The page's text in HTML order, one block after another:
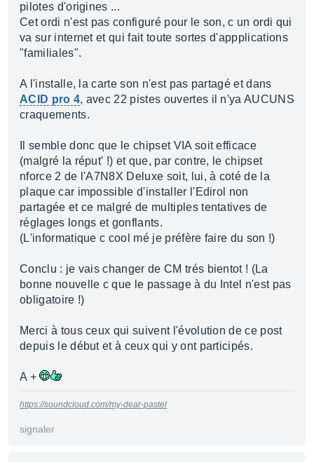
pilotes d'origines ...
Cet ordi n'est pas configuré pour le son, c un ordi qui
va sur internet et qui fait toute sortes d'appplications
"familiales".
A l'installe, la carte son n'est pas partagé et dans
ACID pro 4, avec 22 pistes ouvertes il n'ya AUCUNS
craquements.
Il semble donc que le chipset VIA soit efficace
(malgré la réput' !) et que, par contre, le chipset
nforce 2 de l'A7N8X Deluxe soit, lui, à coté de la
plaque car impossible d'installer l'Edirol non
partagée et ce malgré de multiples tentatives de
réglages longs et gonflants.
(L'informatique c cool mé je préfère faire du son !)
Conclu : je vais changer de CM trés bientot ! (La
bonne nouvelle c que le passage à du Intel n'est pas
obligatoire !)
Merci à tous ceux qui suivent l'évolution de ce post
depuis le début et à ceux qui y ont participés.
A +
https://soundcloud.com/my-dear-pastel
signaler